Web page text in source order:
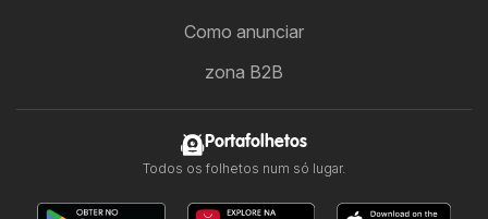
Como anunciar
zona B2B
Portafolhetos
Todos os folhetos num só lugar.